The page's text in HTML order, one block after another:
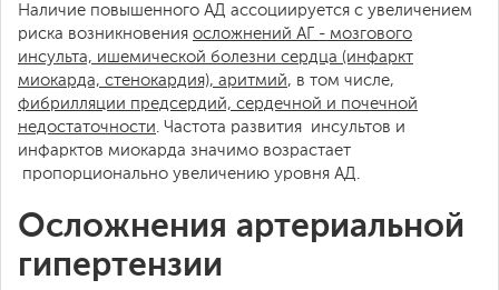
Наличие повышенного АД ассоциируется с увеличением
риска возникновения осложнений АГ - мозгового
инсульта, ишемической болезни сердца (инфаркт
миокарда, стенокардия), аритмий, в том числе,
фибрилляции предсердий, сердечной и почечной
недостаточности . Частота развития инсультов и
инфарктов миокарда значимо возрастает
пропорционально увеличению уровня АД.
Осложнения артериальной
гипертензии